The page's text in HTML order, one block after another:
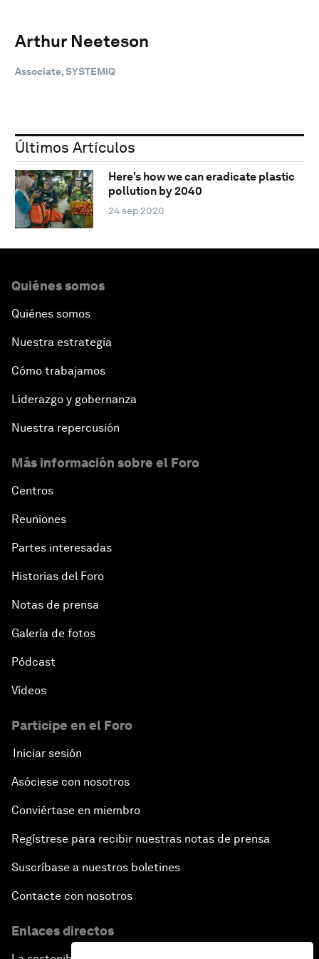
Arthur Neeteson
Associate, SYSTEMIQ
Últimos Artículos
Here's how we can eradicate plastic
pollution by 2040
24 sep 2020
Quiénes somos
Quiénes somos
Nuestra estrategia
Cómo trabajamos
Liderazgo y gobernanza
Nuestra repercusión
Más información sobre el Foro
Centros
Reuniones
Partes interesadas
Historias del Foro
Notas de prensa
Galería de fotos
Pódcast
Vídeos
Participe en el Foro
Iniciar sesión
Asóciese con nosotros
Conviértase en miembro
Regístrese para recibir nuestras notas de prensa
Suscríbase a nuestros boletines
Contacte con nosotros
Enlaces directos